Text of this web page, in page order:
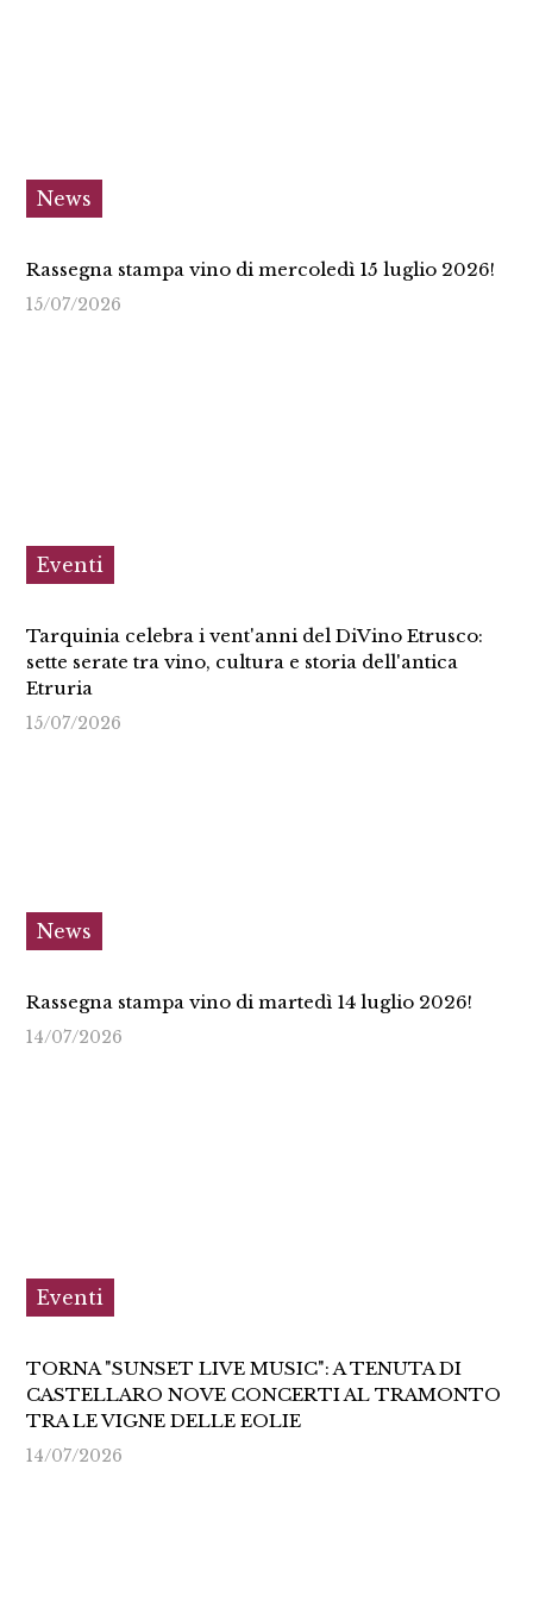
News
Rassegna stampa vino di mercoledì 15 luglio 2026!
15/07/2026
Eventi
Tarquinia celebra i vent'anni del DiVino Etrusco:
sette serate tra vino, cultura e storia dell'antica
Etruria
15/07/2026
News
Rassegna stampa vino di martedì 14 luglio 2026!
14/07/2026
Eventi
TORNA "SUNSET LIVE MUSIC": A TENUTA DI
CASTELLARO NOVE CONCERTI AL TRAMONTO
TRA LE VIGNE DELLE EOLIE
14/07/2026